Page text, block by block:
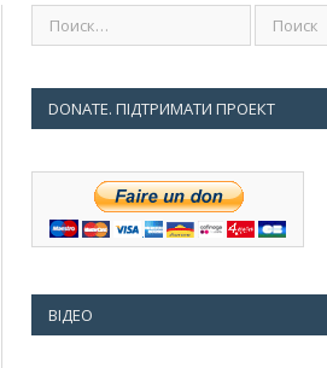
DONATE. ПІДТРИМАТИ ПРОЕКТ
ВІДЕО